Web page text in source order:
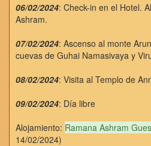
06/02/2024: Check-in en el Hotel.
Ashram.
07/02/2024: Ascenso al monte
cuevas de Guhai Namasivaya y
08/02/2024: Visita al Templo de
09/02/2024: Día libre
Alojamiento: Ramana Ashram
14/02/2024)